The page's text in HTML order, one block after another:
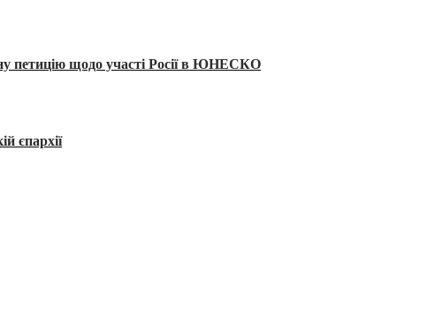
петицію щодо участі Росії в ЮНЕСКО
єпархії